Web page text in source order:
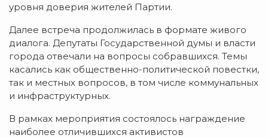
уровня доверия жителей Партии.
Далее встреча продолжилась в формате живого
диалога. Депутаты Государственной думы и власти
города отвечали на вопросы собравшихся. Темы
касались как общественно-политической повестки,
так и местных вопросов, в том числе коммунальных
и инфраструктурных.
В рамках мероприятия состоялось награждение
наиболее отличившихся активистов